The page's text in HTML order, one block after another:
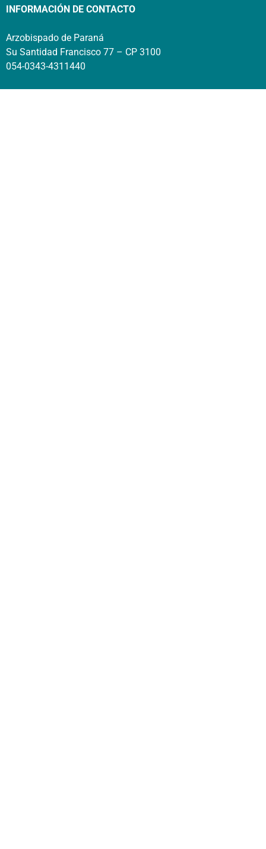
INFORMACIÓN DE CONTACTO
Arzobispado de Paraná
Su Santidad Francisco 77 – CP 3100
054-0343-4311440